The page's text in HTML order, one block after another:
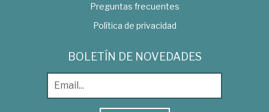
Preguntas frecuentes
Política de privacidad
BOLETÍN DE NOVEDADES